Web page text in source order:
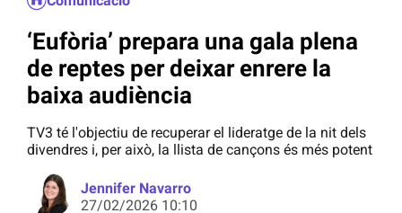
‘Eufòria’ prepara una gala plena
de reptes per deixar enrere la
baixa audiència
TV3 té l'objectiu de recuperar el lideratge de la nit dels
divendres i, per això, la llista de cançons és més potent
Jennifer Navarro
27/02/2026 10:10